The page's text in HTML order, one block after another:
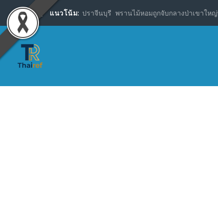
แนวโน้ม: ปราจีนบุรี พรานไม้หอมถูกจับกลางป่าเขาให